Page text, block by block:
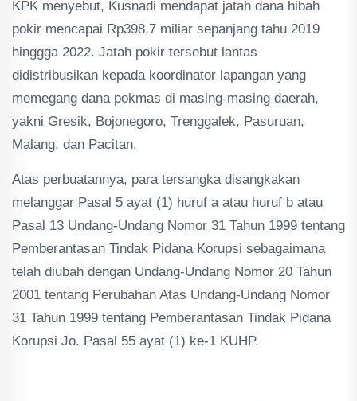
KPK menyebut, Kusnadi mendapat jatah dana hibah
pokir mencapai Rp398,7 miliar sepanjang tahu 2019
hinggga 2022. Jatah pokir tersebut lantas
didistribusikan kepada koordinator lapangan yang
memegang dana pokmas di masing-masing daerah,
yakni Gresik, Bojonegoro, Trenggalek, Pasuruan,
Malang, dan Pacitan.
Atas perbuatannya, para tersangka disangkakan
melanggar Pasal 5 ayat (1) huruf a atau huruf b atau
Pasal 13 Undang-Undang Nomor 31 Tahun 1999 tentang
Pemberantasan Tindak Pidana Korupsi sebagaimana
telah diubah dengan Undang-Undang Nomor 20 Tahun
2001 tentang Perubahan Atas Undang-Undang Nomor
31 Tahun 1999 tentang Pemberantasan Tindak Pidana
Korupsi Jo. Pasal 55 ayat (1) ke-1 KUHP.